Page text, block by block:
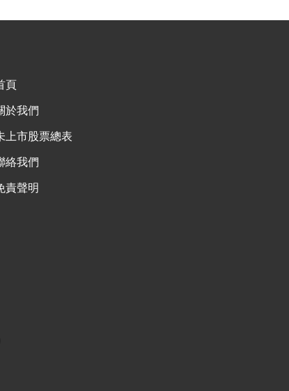
頁
於我們
上市股票總表
絡我們
責聲明